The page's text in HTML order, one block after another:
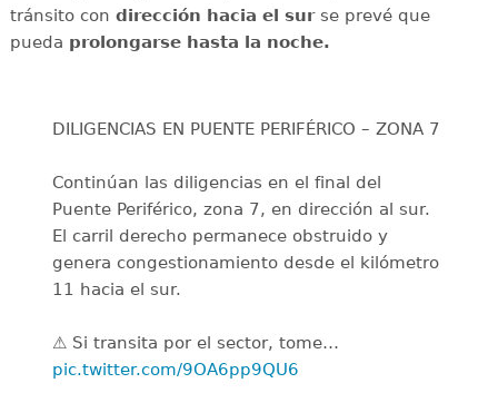
tránsito con dirección hacia el surse prevé que
pueda prolongarse hasta la noche.
DILIGENCIAS EN PUENTE PERIFÉRICO – ZONA 7
Continúan las diligencias en el final del
Puente Periférico, zona 7, en dirección al sur.
El carril derecho permanece obstruido y
genera congestionamiento desde el kilómetro
11 hacia el sur.
⚠️ Si transita por el sector, tome…
pic.twitter.com/9OA6pp9QU6